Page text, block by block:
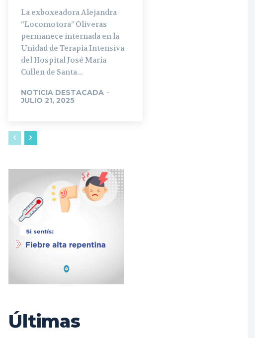
La exboxeadora Alejandra
“Locomotora” Oliveras
permanece internada en la
Unidad de Terapia Intensiva
del Hospital José María
Cullen de Santa...
NOTICIA DESTACADA -
JULIO 21, 2025
Últimas